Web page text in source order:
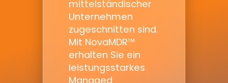
mittelständischer
Unternehmen
zugeschnitten sind.
Mit NovaMDR™
erhalten Sie ein
leistungsstarkes
Managed